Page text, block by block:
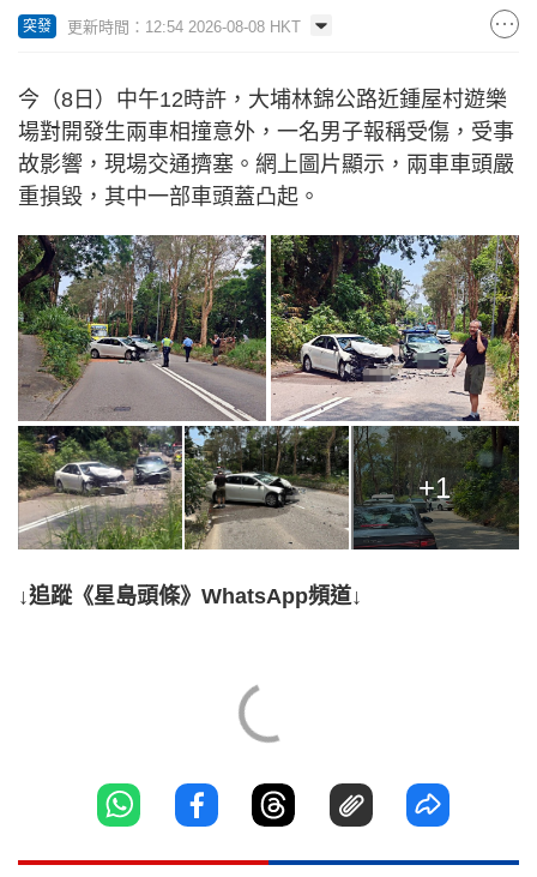
突發 更新時間：12:54 2026-08-08 HKT
今（8日）中午12時許，大埔林錦公路近鍾屋村遊樂
場對開發生兩車相撞意外，一名男子報稱受傷，受事
故影響，現場交通擠塞。網上圖片顯示，兩車車頭嚴
重損毀，其中一部車頭蓋凸起。
+1
↓追蹤《星島頭條》WhatsApp頻道↓